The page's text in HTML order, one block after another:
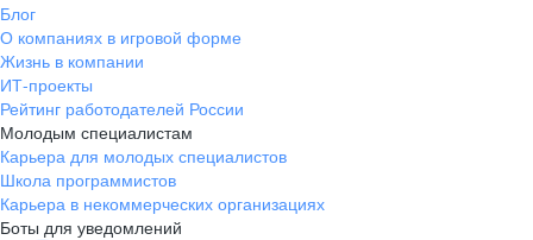
Блог
О компаниях в игровой форме
Жизнь в компании
ИТ-проекты
Рейтинг работодателей России
Молодым специалистам
Карьера для молодых специалистов
Школа программистов
Карьера в некоммерческих организациях
Боты для уведомлений